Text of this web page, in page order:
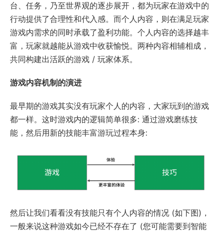
台、任务，乃至世界观的逐步展开，都为玩家在游戏中的
行动提供了合理性和代入感。而个人内容，则在满足玩家
游戏内需求的同时承载了盈利功能。个人内容的选择越丰
富，玩家就越能从游戏中收获愉悦。两种内容相辅相成，
共同构建出活跃的游戏 / 玩家体系。
游戏内容机制的演进
最早期的游戏其实没有玩家个人的内容，大家玩到的游戏
都一样。这时游戏内的逻辑简单很多: 通过游戏磨练技
能，然后用新的技能丰富游玩过程本身:
然后让我们看看没有技能只有个人内容的情况 (如下图)，
一般来说这种游戏如今已经不存在了 (您可能需要到智能